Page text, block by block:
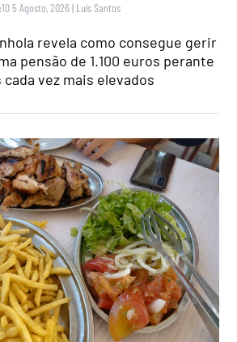
5 Agosto, 2026 | Luís Santos
revela como consegue gerir
pensão de 1.100 euros perante
cada vez mais elevados